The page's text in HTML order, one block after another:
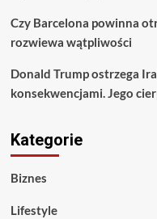
Czy Barcelona powinna
rozwiewa wątpliwości
Donald Trump ostrzega
konsekwencjami. Jego
Kategorie
Biznes
Lifestyle